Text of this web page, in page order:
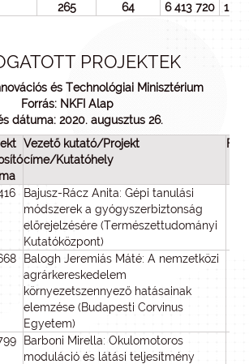
265 64 6 413 720 1
PROJEKTEK
és Technológiai Minisztérium
Forrás: NKFI Alap
dátuma: 2020. augusztus 26.
Vezető kutató/Projekt
címe/Kutatóhely
Bajusz-Rácz Anita: Gépi tanulási
módszerek a gyógyszerbiztonság
előrejelzésére (Természettudományi
Kutatóközpont)
Balogh Jeremiás Máté: A nemzetközi
agrárkereskedelem
környezetszennyező hatásainak
elemzése (Budapesti Corvinus
Egyetem)
Barboni Mirella: Okulomotoros
moduláció és látási teljesítmény